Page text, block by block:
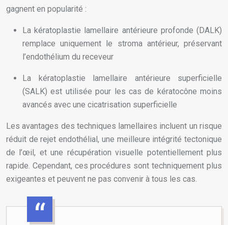
gagnent en popularité :
La kératoplastie lamellaire antérieure profonde (DALK)
remplace uniquement le stroma antérieur, préservant
l’endothélium du receveur
La kératoplastie lamellaire antérieure superficielle
(SALK) est utilisée pour les cas de kératocône moins
avancés avec une cicatrisation superficielle
Les avantages des techniques lamellaires incluent un risque
réduit de rejet endothélial, une meilleure intégrité tectonique
de l’œil, et une récupération visuelle potentiellement plus
rapide. Cependant, ces procédures sont techniquement plus
exigeantes et peuvent ne pas convenir à tous les cas.